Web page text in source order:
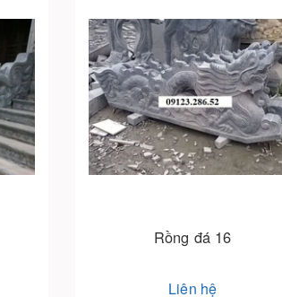
Rồng đá 16
Liên hệ